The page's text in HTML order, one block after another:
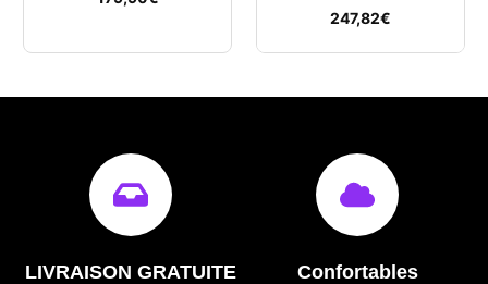
247,82€
LIVRAISON GRATUITE Confortables